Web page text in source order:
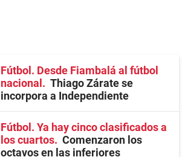
Fútbol. Desde Fiambalá al fútbol
nacional
Thiago Zárate se
incorpora a Independiente
Fútbol. Ya hay cinco clasificados a
los cuartos
Comenzaron los
octavos en las inferiores